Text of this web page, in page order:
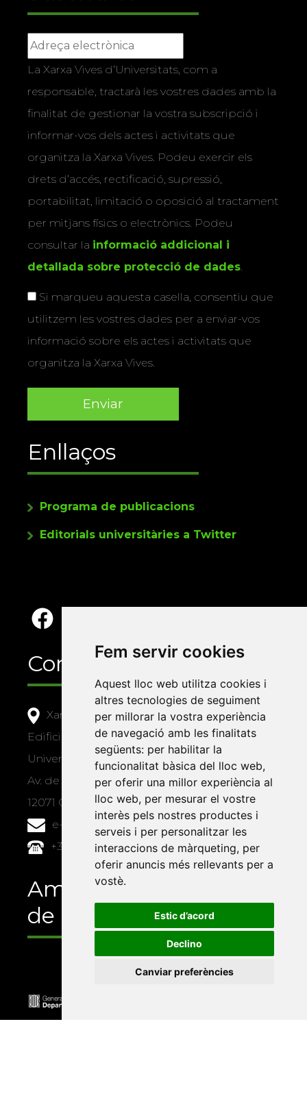
Fem servir cookies
Aquest lloc web utilitza cookies i
altres tecnologies de seguiment
per millorar la vostra experiència
de navegació amb les finalitats
següents: per habilitar la
funcionalitat bàsica del lloc web,
per oferir una millor experiència al
lloc web, per mesurar el vostre
interès pels nostres productes i
serveis i per personalitzar les
interaccions de màrqueting, per
oferir anuncis més rellevants per a
vostè.
Estic d’acord
Declino
Canviar preferències
La Xarxa Vives d’Universitats, com a
responsable, tractarà les vostres dades amb la
finalitat de gestionar la vostra subscripció i
informar-vos dels actes i activitats que
organitza la Xarxa Vives. Podeu exercir els
drets d’accés, rectificació, supressió,
portabilitat, limitació o oposició al tractament
per mitjans físics o electrònics. Podeu
consultar la informació addicional i
detallada sobre protecció de dades.
Si marqueu aquesta casella, consentiu que
utilitzem les vostres dades per a enviar-vos
informació sobre els actes i activitats que
organitza la Xarxa Vives.
Enllaços
Programa de publicacions
Editorials universitàries a Twitter
Contacte
Xarxa Vives d'Universitats
Edifici Àgora
Universitat Jaume I, local 10
Av. de Vicent Sos Baynat, s/n
12071 Castelló de la Plana
e-buc@vives.org
+34 964 72 89 93
Amb el suport
de